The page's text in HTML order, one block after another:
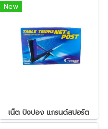
New
เน็ต ปิงปอง แกรนด์สปอร์ต